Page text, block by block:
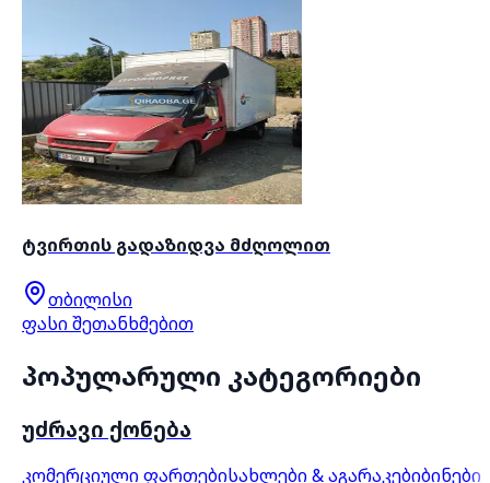
ტვირთის გადაზიდვა მძღოლით
თბილისი
ფასი შეთანხმებით
პოპულარული კატეგორიები
უძრავი ქონება
კომერციული ფართებისახლები & აგარაკებიბინები